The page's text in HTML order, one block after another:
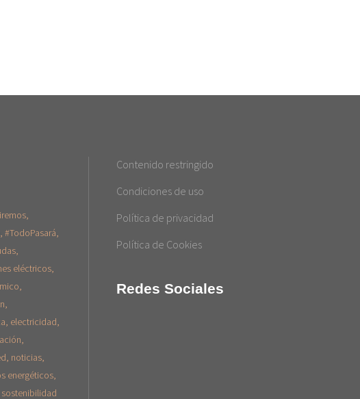
#TodoPasará
eléctricos
electricidad
noticias
energéticos
sostenibilidad
Contenido restringido
Condiciones de uso
Política de privacidad
Política de Cookies
Redes Sociales